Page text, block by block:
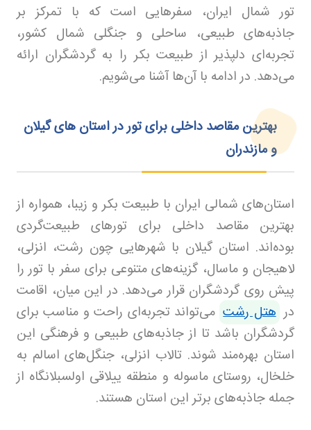
تور شمال ایران، سفرهایی است که با تمرکز بر
جاذبه‌های طبیعی، ساحلی و جنگلی شمال کشور،
تجربه‌ای دلپذیر از طبیعت بکر را به گردشگران ارائه
می‌دهد. در ادامه با آن‌ها آشنا می‌شویم.
بهترین مقاصد داخلی برای تور در استان‌ های گیلان
و مازندران
استان‌های شمالی ایران با طبیعت بکر و زیبا، همواره از
بهترین مقاصد داخلی برای تورهای طبیعت‌گردی
بوده‌اند. استان گیلان با شهرهایی چون رشت، انزلی،
لاهیجان و ماسال، گزینه‌های متنوعی برای سفر با تور را
پیش روی گردشگران قرار می‌دهد. در این میان، اقامت
در هتل رشت می‌تواند تجربه‌ای راحت و مناسب برای
گردشگران باشد تا از جاذبه‌های طبیعی و فرهنگی این
استان بهره‌مند شوند. تالاب انزلی، جنگل‌های اسالم به
خلخال، روستای ماسوله و منطقه ییلاقی اولسبلانگاه از
جمله جاذبه‌های برتر این استان هستند.